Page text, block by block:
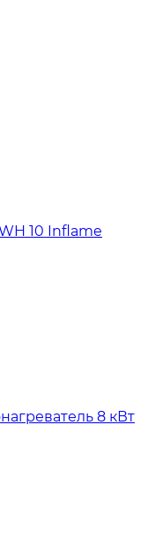
10 Inflame
8 кВт